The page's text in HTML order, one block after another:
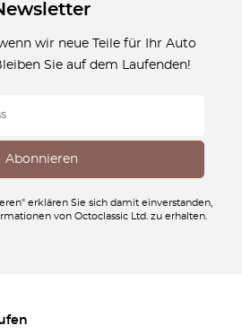
wir neue Teile für Ihr Auto
Sie auf dem Laufenden!
erklären Sie sich damit einverstanden,
von Octoclassic Ltd. zu erhalten.